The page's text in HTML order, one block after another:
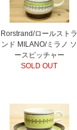
Rorstrand/ロールストラ
ンド MILANO/ミラノ ソ
ースピッチャー
SOLD OUT